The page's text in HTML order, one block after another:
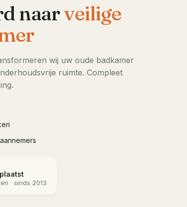
naarveilige
wij uw oude badkamer
ruimte. Compleet
· sinds 2013